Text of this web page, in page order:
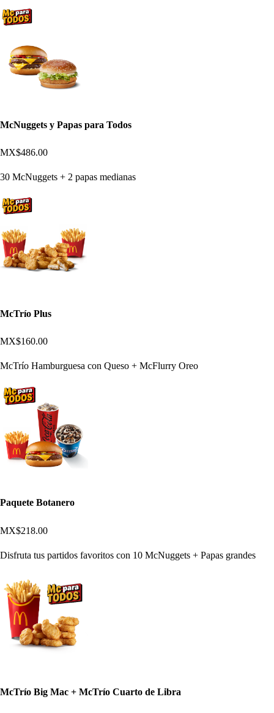
McNuggets y Papas para Todos
MX$486.00
30 McNuggets + 2 papas medianas
McTrío Plus
MX$160.00
McTrío Hamburguesa con Queso + McFlurry Oreo
Paquete Botanero
MX$218.00
Disfruta tus partidos favoritos con 10 McNuggets + Papas grandes
McTrío Big Mac + McTrío Cuarto de Libra